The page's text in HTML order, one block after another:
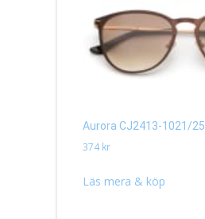
Aurora CJ2413-1021/25
374kr
Läs mera & köp